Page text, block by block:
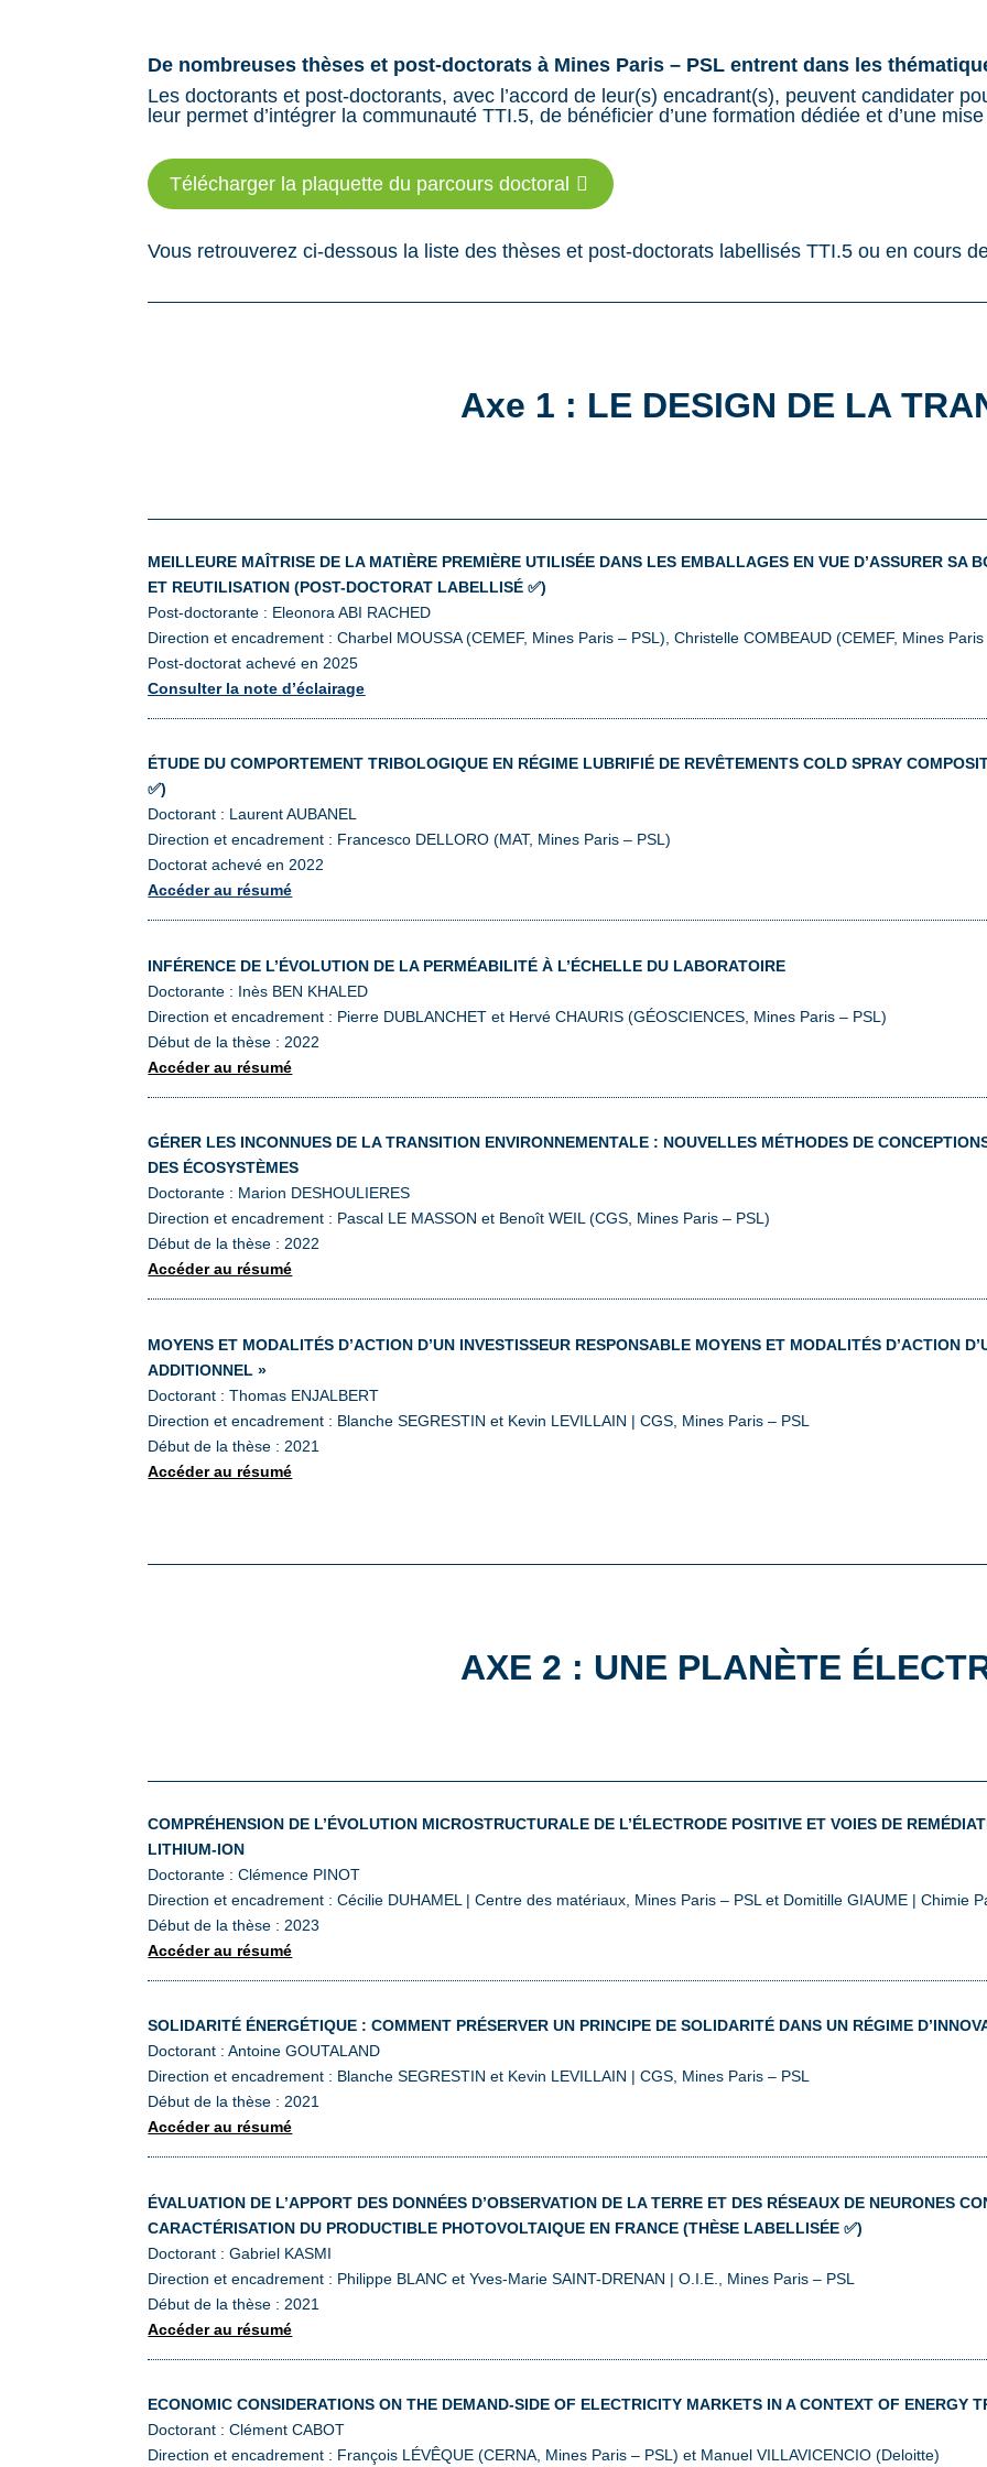
De nombreuses thèses et post-doctorats à Mines Paris – PSL entrent dans les
Les doctorants et post-doctorants, avec l’accord de leur(s) encadrant(s), peuvent candidater
leur permet d’intégrer la communauté TTI.5, de bénéficier d’une formation dédiée et d’une
Télécharger la plaquette du parcours doctoral
Vous retrouverez ci-dessous la liste des thèses et post-doctorats labellisés TTI.5 ou en cours
Axe 1 : LE DESIGN DE LA
MEILLEURE MAÎTRISE DE LA MATIÈRE PREMIÈRE UTILISÉE DANS LES EMBALLAGES EN VUE D’ASSURER SA
ET REUTILISATION (POST-DOCTORAT LABELLISÉ ✅)
Post-doctorante : Eleonora ABI RACHED
Direction et encadrement : Charbel MOUSSA (CEMEF, Mines Paris – PSL), Christelle COMBEAUD (CEMEF, Mines
Post-doctorat achevé en 2025
Consulter la note d’éclairage
ÉTUDE DU COMPORTEMENT TRIBOLOGIQUE EN RÉGIME LUBRIFIÉ DE REVÊTEMENTS COLD SPRAY
✅)
Doctorant : Laurent AUBANEL
Direction et encadrement : Francesco DELLORO (MAT, Mines Paris – PSL)
Doctorat achevé en 2022
Accéder au résumé
INFÉRENCE DE L’ÉVOLUTION DE LA PERMÉABILITÉ À L’ÉCHELLE DU LABORATOIRE
Doctorante : Inès BEN KHALED
Direction et encadrement : Pierre DUBLANCHET et Hervé CHAURIS (GÉOSCIENCES, Mines Paris – PSL)
Début de la thèse : 2022
Accéder au résumé
GÉRER LES INCONNUES DE LA TRANSITION ENVIRONNEMENTALE : NOUVELLES MÉTHODES DE
DES ÉCOSYSTÈMES
Doctorante : Marion DESHOULIERES
Direction et encadrement : Pascal LE MASSON et Benoît WEIL (CGS, Mines Paris – PSL)
Début de la thèse : 2022
Accéder au résumé
MOYENS ET MODALITÉS D’ACTION D’UN INVESTISSEUR RESPONSABLE MOYENS ET MODALITÉS D’ACTION
ADDITIONNEL »
Doctorant : Thomas ENJALBERT
Direction et encadrement : Blanche SEGRESTIN et Kevin LEVILLAIN | CGS, Mines Paris – PSL
Début de la thèse : 2021
Accéder au résumé
AXE 2 : UNE PLANÈTE
COMPRÉHENSION DE L’ÉVOLUTION MICROSTRUCTURALE DE L’ÉLECTRODE POSITIVE ET VOIES DE
LITHIUM-ION
Doctorante : Clémence PINOT
Direction et encadrement : Cécilie DUHAMEL | Centre des matériaux, Mines Paris – PSL et Domitille GIAUME | Chimie
Début de la thèse : 2023
Accéder au résumé
SOLIDARITÉ ÉNERGÉTIQUE : COMMENT PRÉSERVER UN PRINCIPE DE SOLIDARITÉ DANS UN RÉGIME
Doctorant : Antoine GOUTALAND
Direction et encadrement : Blanche SEGRESTIN et Kevin LEVILLAIN | CGS, Mines Paris – PSL
Début de la thèse : 2021
Accéder au résumé
ÉVALUATION DE L’APPORT DES DONNÉES D’OBSERVATION DE LA TERRE ET DES RÉSEAUX DE NEURONES
CARACTÉRISATION DU PRODUCTIBLE PHOTOVOLTAIQUE EN FRANCE (THÈSE LABELLISÉE ✅)
Doctorant : Gabriel KASMI
Direction et encadrement : Philippe BLANC et Yves-Marie SAINT-DRENAN | O.I.E., Mines Paris – PSL
Début de la thèse : 2021
Accéder au résumé
ECONOMIC CONSIDERATIONS ON THE DEMAND-SIDE OF ELECTRICITY MARKETS IN A CONTEXT OF ENERGY
Doctorant : Clément CABOT
Direction et encadrement : François LÉVÊQUE (CERNA, Mines Paris – PSL) et Manuel VILLAVICENCIO (Deloitte)